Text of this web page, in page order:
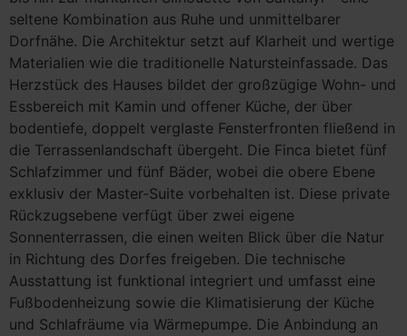
seltene Kombination aus Ruhe und unmittelbarer
Dorfnähe. Die Architektur setzt auf Klarheit und wertige
Materialien wie die traditionelle Natursteinfassade. Das
Herzstück des Hauses bildet der großzügige Wohn- und
Essbereich mit Kamin und offener Küche, der über
bodentiefe, doppelt verglaste Fensterfronten fließend in
die Terrassenlandschaft übergeht. Die Finca bietet fünf
Schlafzimmer und fünf Bäder, wobei die obere Ebene
exklusiv der Master-Suite vorbehalten ist. Diese private
Rückzugsebene verfügt über zwei eigene
Sonnenterrassen, die einen weiten Blick über die Natur
in Richtung des Dorfes freigeben. Die technische
Ausstattung ist funktional integriert und umfasst eine
Fußbodenheizung sowie die Klimatisierung der Küche
und Schlafräume via Wärmepumpe. Die Anbindung an